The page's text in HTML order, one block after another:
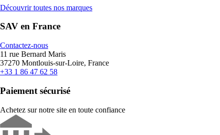
Découvrir toutes nos marques
SAV en France
Contactez-nous
11 rue Bernard Maris
37270 Montlouis-sur-Loire, France
+33 1 86 47 62 58
Paiement sécurisé
Achetez sur notre site en toute confiance